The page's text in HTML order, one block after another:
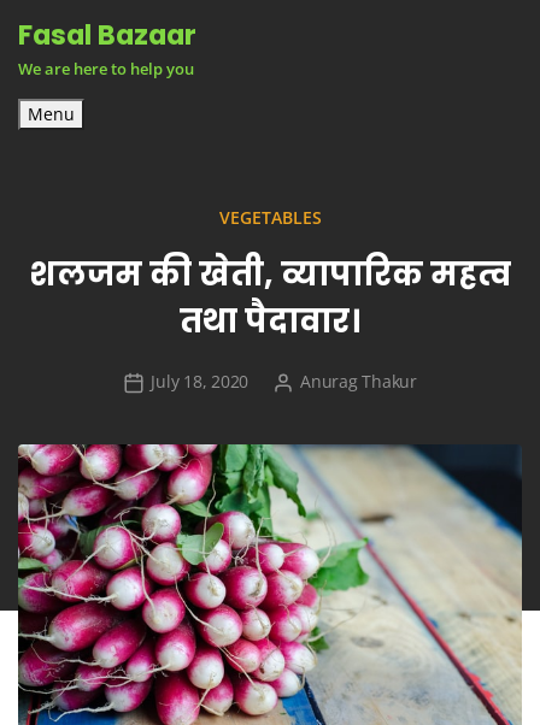
content
Fasal Bazaar
We are here to help you
Menu
VEGETABLES
शलजम की खेती, व्यापारिक महत्व
तथा पैदावार।
July 18, 2020 Anurag Thakur